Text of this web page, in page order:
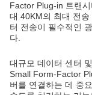
Factor Plug-in 트랜
대 40KM의 최대 전
터 전송이 필수적인
다.
대규모 데이터 센터
Small Form-Factor
버를 연결하는 데 중